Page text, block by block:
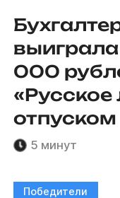
000
«Русское
отпуском
5 минут
Победители